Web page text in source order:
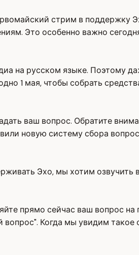
стрим в поддержку
Это особенно важно
на русском языке. Поэтому
1 мая, чтобы собрать
ваш вопрос. Обратите
новую систему сбора
Эхо, мы хотим
прямо сейчас ваш вопрос
Когда мы увидим